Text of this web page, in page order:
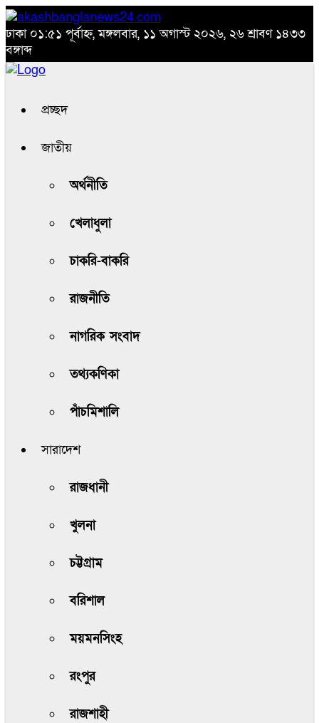
ঢাকা ০১:৫১ পূর্বাহ্ন, মঙ্গলবার, ১১ অগাস্ট ২০২৬, ২৬ শ্রাবণ ১৪৩৩
বঙ্গাব্দ
প্রচ্ছদ
জাতীয়
অর্থনীতি
খেলাধুলা
চাকরি-বাকরি
রাজনীতি
নাগরিক সংবাদ
তথ্যকণিকা
পাঁচমিশালি
সারাদেশ
রাজধানী
খুলনা
চট্টগ্রাম
বরিশাল
ময়মনসিংহ
রংপুর
রাজশাহী